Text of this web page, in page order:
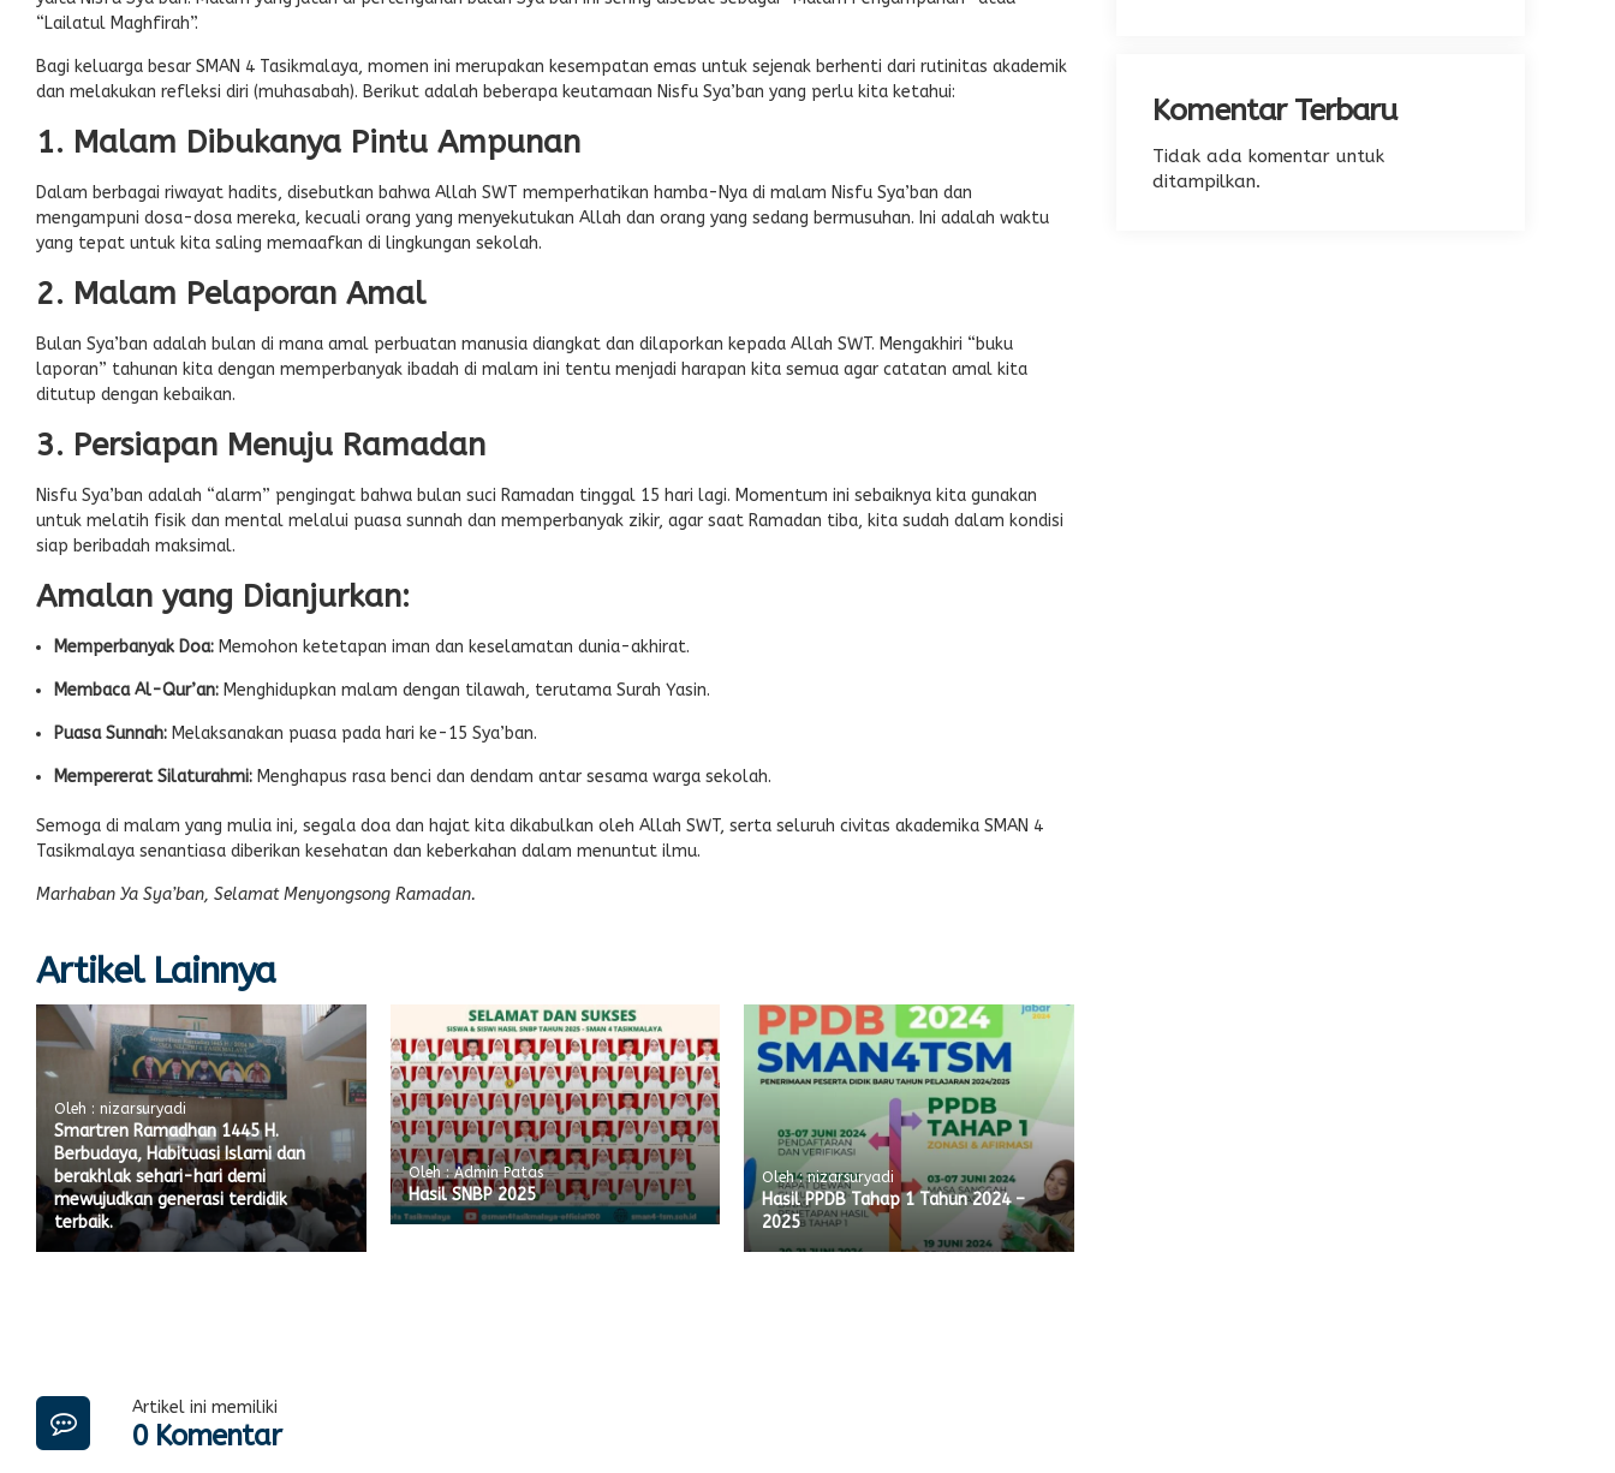
“Lailatul Maghfirah”.
Bagi keluarga besar SMAN 4 Tasikmalaya, momen ini merupakan kesempatan emas untuk sejenak berhenti dari rutinitas akademik
dan melakukan refleksi diri (muhasabah). Berikut adalah beberapa keutamaan Nisfu Sya’ban yang perlu kita ketahui:
1. Malam Dibukanya Pintu Ampunan
Dalam berbagai riwayat hadits, disebutkan bahwa Allah SWT memperhatikan hamba-Nya di malam Nisfu Sya’ban dan
mengampuni dosa-dosa mereka, kecuali orang yang menyekutukan Allah dan orang yang sedang bermusuhan. Ini adalah waktu
yang tepat untuk kita saling memaafkan di lingkungan sekolah.
2. Malam Pelaporan Amal
Bulan Sya’ban adalah bulan di mana amal perbuatan manusia diangkat dan dilaporkan kepada Allah SWT. Mengakhiri “buku
laporan” tahunan kita dengan memperbanyak ibadah di malam ini tentu menjadi harapan kita semua agar catatan amal kita
ditutup dengan kebaikan.
3. Persiapan Menuju Ramadan
Nisfu Sya’ban adalah “alarm” pengingat bahwa bulan suci Ramadan tinggal 15 hari lagi. Momentum ini sebaiknya kita gunakan
untuk melatih fisik dan mental melalui puasa sunnah dan memperbanyak zikir, agar saat Ramadan tiba, kita sudah dalam kondisi
siap beribadah maksimal.
Amalan yang Dianjurkan:
Memperbanyak Doa: Memohon ketetapan iman dan keselamatan dunia-akhirat.
Membaca Al-Qur’an: Menghidupkan malam dengan tilawah, terutama Surah Yasin.
Puasa Sunnah: Melaksanakan puasa pada hari ke-15 Sya’ban.
Mempererat Silaturahmi: Menghapus rasa benci dan dendam antar sesama warga sekolah.
Semoga di malam yang mulia ini, segala doa dan hajat kita dikabulkan oleh Allah SWT, serta seluruh civitas akademika SMAN 4
Tasikmalaya senantiasa diberikan kesehatan dan keberkahan dalam menuntut ilmu.
Marhaban Ya Sya’ban, Selamat Menyongsong Ramadan.
Artikel Lainnya
Oleh : nizarsuryadi
Smartren Ramadhan 1445 H.
Berbudaya, Habituasi Islami dan
berakhlak sehari-hari demi
mewujudkan generasi terdidik
terbaik.
Oleh : Admin Patas
Hasil SNBP 2025
Oleh : nizarsuryadi
Hasil PPDB Tahap 1 Tahun 2024 –
2025
Artikel ini memiliki
0 Komentar
Komentar Terbaru
Tidak ada komentar untuk
ditampilkan.